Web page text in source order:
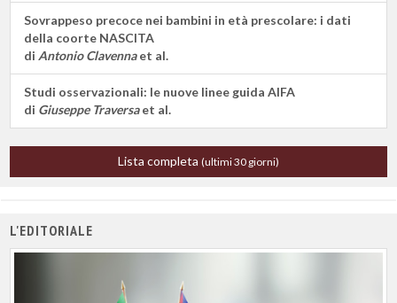
Sovrappeso precoce nei bambini in età prescolare: i dati
della coorte NASCITA
di Antonio Clavennaet al.
Studi osservazionali: le nuove linee guida AIFA
di Giuseppe Traversaet al.
Lista completa (ultimi 30 giorni)
L'EDITORIALE